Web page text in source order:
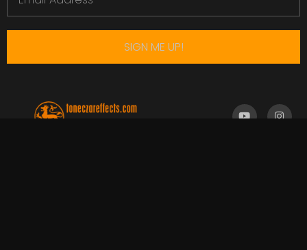
SIGN ME UP!